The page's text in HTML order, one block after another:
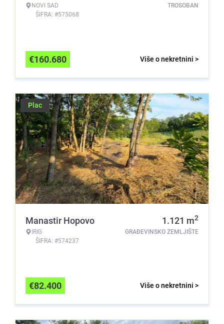
NOVI SAD
ŠIFRA: #575068
TROSOBAN
Više o nekretnini >
€160.680
Plac
Manastir Hopovo
IRIG
ŠIFRA: #574237
1.121 m2
GRAĐEVINSKO ZEMLJIŠTE
Više o nekretnini >
€82.400